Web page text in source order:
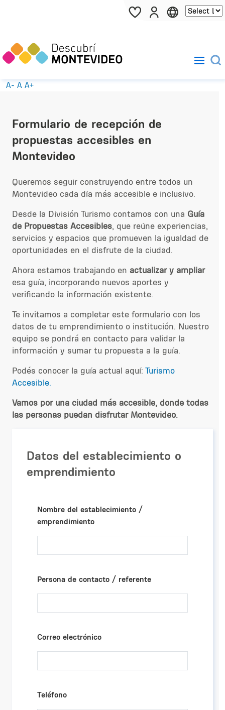
Pasar al contenido principal
A- A A+
Formulario de recepción de
propuestas accesibles en
Montevideo
Queremos seguir construyendo entre todos un
Montevideo cada día más accesible e inclusivo.
Desde la División Turismo contamos con una Guía
de Propuestas Accesibles, que reúne experiencias,
servicios y espacios que promueven la igualdad de
oportunidades en el disfrute de la ciudad.
Ahora estamos trabajando en actualizar y ampliar
esa guía, incorporando nuevos aportes y
verificando la información existente.
Te invitamos a completar este formulario con los
datos de tu emprendimiento o institución. Nuestro
equipo se pondrá en contacto para validar la
información y sumar tu propuesta a la guía.
Podés conocer la guía actual aquí: Turismo
Accesible.
Vamos por una ciudad más accesible, donde todas
las personas puedan disfrutar Montevideo.
Datos del establecimiento o
emprendimiento
Nombre del establecimiento /
emprendimiento
Persona de contacto / referente
Correo electrónico
Teléfono